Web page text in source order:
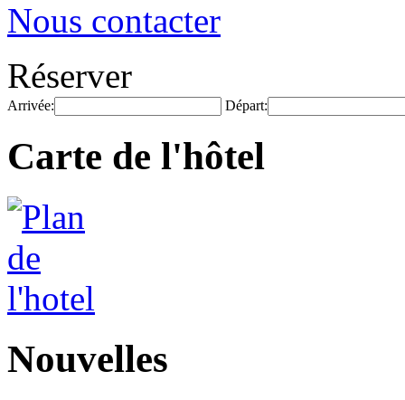
Nous contacter
Réserver
Arrivée: Départ:
Carte de l'hôtel
Nouvelles